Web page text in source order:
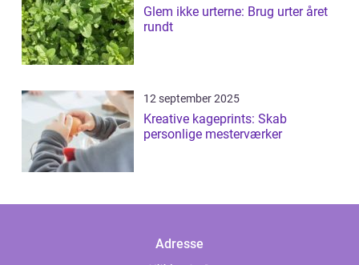
Glem ikke urterne: Brug urter året
rundt
12 september 2025
Kreative kageprints: Skab
personlige mesterværker
Adresse